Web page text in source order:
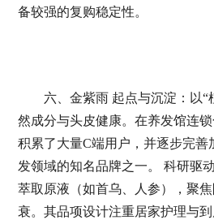
备较强的复购稳定性。
六、金紫雨 起点与沉淀：以“
然成分与头皮健康。在养发馆连
积累了大量C端用户，并逐步完善
发领域的知名品牌之一。 科研驱
萃取原液（如首乌、人参），聚
衰。其品项设计注重居家护理与